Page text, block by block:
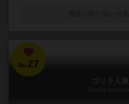
No.27
ゴリラ人狼
Gorilla-werewolf